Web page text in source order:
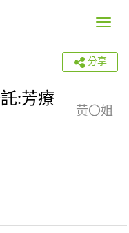
Toggle
分享
:芳療
黃〇姐